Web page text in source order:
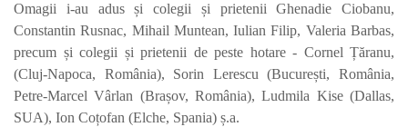
Omagii i-au adus și colegii și prietenii Ghenadie Ciobanu,
Constantin Rusnac, Mihail Muntean, Iulian Filip, Valeria Barbas,
precum și colegii și prietenii de peste hotare - Cornel Țăranu,
(Cluj-Napoca, România), Sorin Lerescu (București, România,
Petre-Marcel Vârlan (Brașov, România),Ludmila Kise(Dallas,
SUA), Ion Coțofan (Elche, Spania) ș.a.